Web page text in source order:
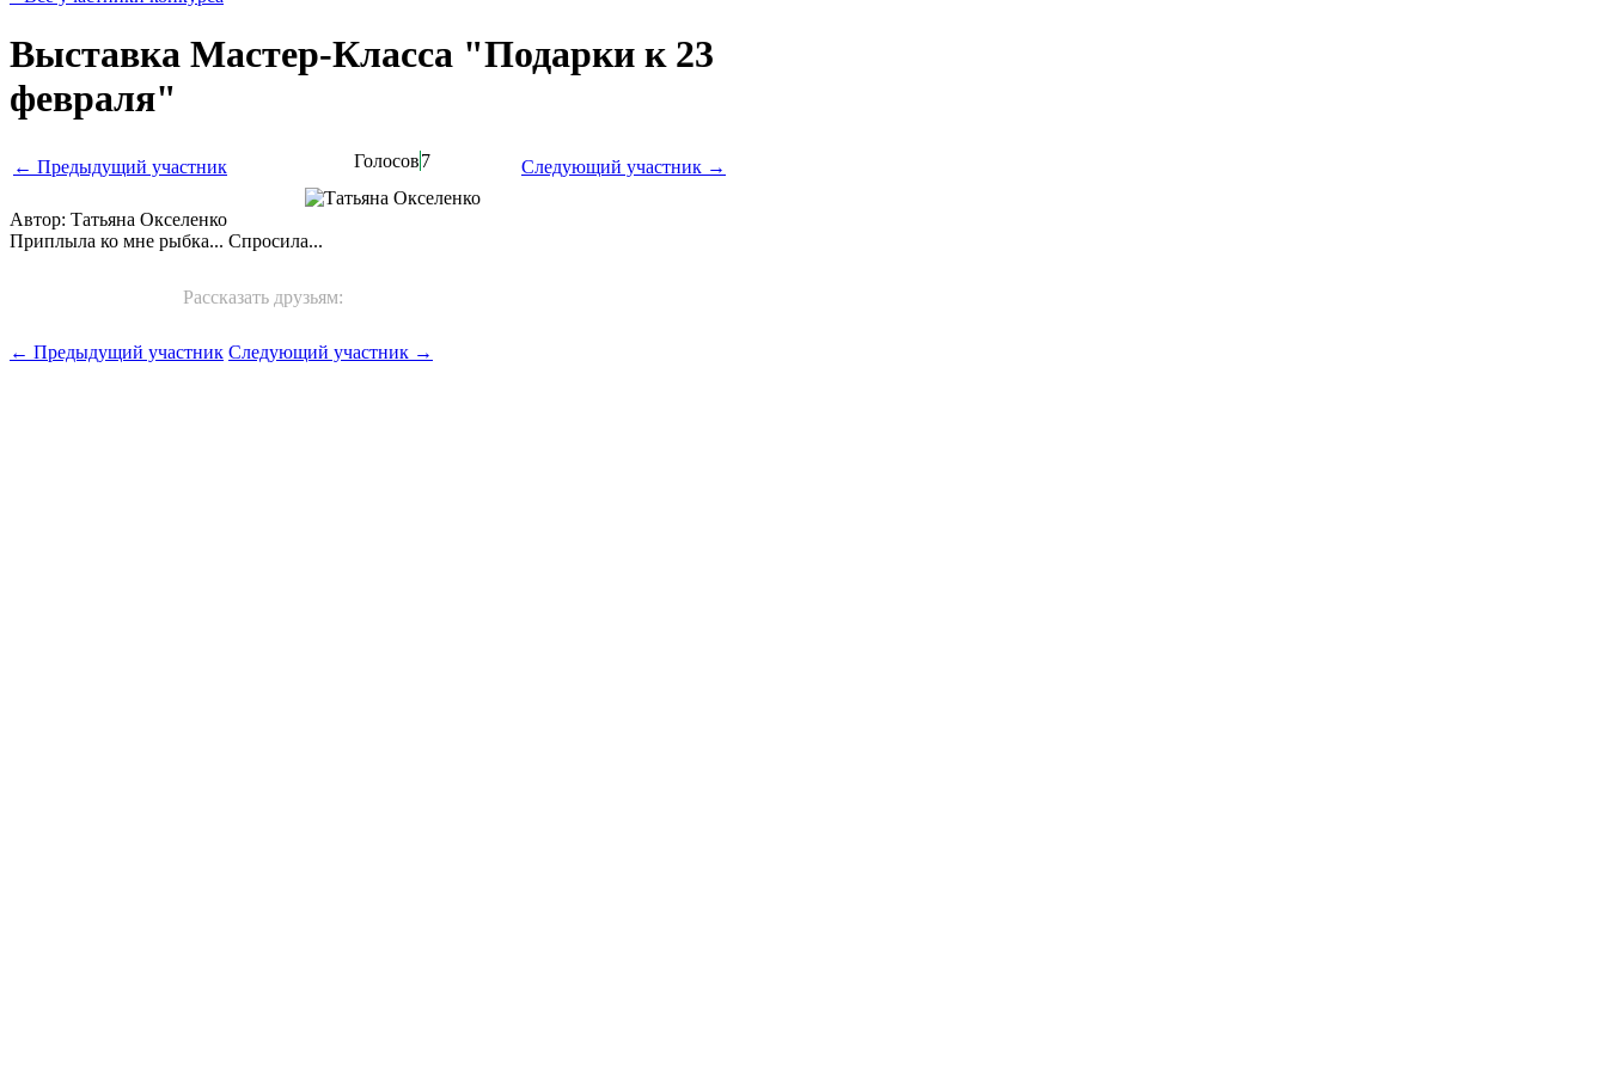
Выставка Мастер-Класса "Подарки к 23
февраля"
← Предыдущий участник Голосов7 Следующий участник →
Автор: Татьяна Окселенко
Приплыла ко мне рыбка... Спросила...
Рассказать друзьям:
← Предыдущий участник Следующий участник →